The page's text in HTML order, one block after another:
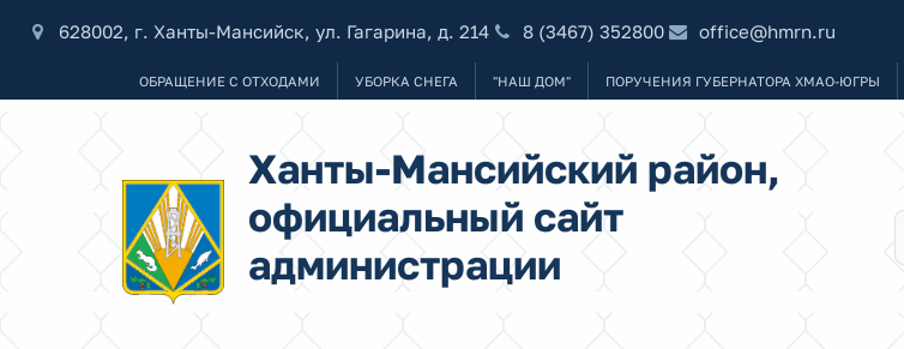
628002, г. Ханты-Мансийск, ул. Гагарина, д. 214 8 (3467) 352800 office@hmrn.ru
ОБРАЩЕНИЕ С ОТХОДАМИ УБОРКА СНЕГА "НАШ ДОМ" ПОРУЧЕНИЯ ГУБЕРНАТОРА ХМАО-ЮГРЫ
Ханты-Мансийский район,
официальный сайт
администрации